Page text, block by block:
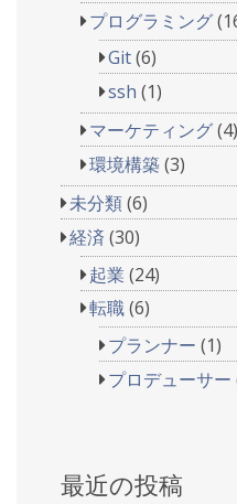
プログラミング
Git(6)
ssh (1)
マーケティング(4)
環境構築(3)
未分類(6)
経済 (30)
起業 (24)
転職(6)
プランナー (1)
プロデューサー
最近の投稿